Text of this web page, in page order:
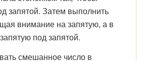
запятой. Затем выполнить
внимание на запятую, а в
под запятой.
смешанное число в